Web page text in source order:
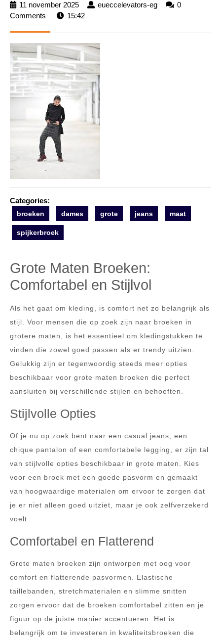
11 november 2025
11
november
eueccelevators-eg
eueccelevators-
0
Comments
15:42
Categories:
broeken dames grote jeans maat
spijkerbroek
Grote Maten Broeken:
Comfortabel en Stijlvol
Als het gaat om kleding, is comfort net zo belangrijk als
stijl. Voor mensen die op zoek zijn naar broeken in
grotere maten, is het essentieel om kledingstukken te
vinden die zowel goed passen als er trendy uitzien.
Gelukkig zijn er tegenwoordig steeds meer opties
beschikbaar voor grote maten broeken die perfect
aansluiten bij verschillende stijlen en behoeften.
Stijlvolle Opties
Of je nu op zoek bent naar een casual jeans, een
chique pantalon of een comfortabele legging, er zijn tal
van stijlvolle opties beschikbaar in grote maten. Kies
voor een broek met een goede pasvorm en gemaakt
van hoogwaardige materialen om ervoor te zorgen dat
je er niet alleen goed uitziet, maar je ook zelfverzekerd
voelt.
Comfortabel en Flatterend
Grote maten broeken zijn ontworpen met oog voor
comfort en flatterende pasvormen. Elastische
taillebanden, stretchmaterialen en slimme snitten
zorgen ervoor dat de broeken comfortabel zitten en je
figuur op de juiste manier accentueren. Het is
belangrijk om te investeren in kwaliteitsbroeken die